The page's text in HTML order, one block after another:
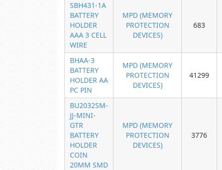
SBH431-1A
BATTERY
HOLDER
AAA 3 CELL
WIRE
MPD (MEMORY
PROTECTION
DEVICES)
683
BHAA-3
BATTERY
HOLDER AA
PC PIN
MPD (MEMORY
PROTECTION
DEVICES)
41299
BU2032SM-
JJ-MINI-
GTR
BATTERY
HOLDER
COIN
20MM SMD
MPD (MEMORY
PROTECTION
DEVICES)
3776